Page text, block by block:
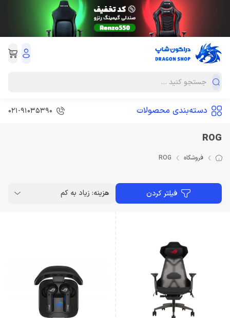
دسته‌بندی محصولات 021-91035390
ROG
فروشگاه ROG
فیلتر کردن هزینه: زیاد به کم